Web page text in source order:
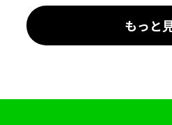
もっと